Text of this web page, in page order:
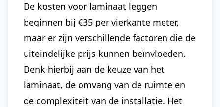
De kosten voor laminaat leggen
beginnen bij €35 per vierkante meter,
maar er zijn verschillende factoren die de
uiteindelijke prijs kunnen beïnvloeden.
Denk hierbij aan de keuze van het
laminaat, de omvang van de ruimte en
de complexiteit van de installatie. Het